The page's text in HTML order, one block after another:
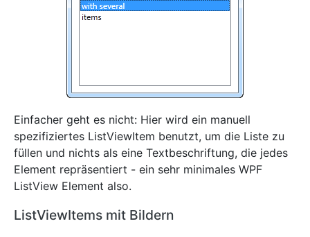
Einfacher geht es nicht: Hier wird ein manuell
spezifiziertes ListViewItem benutzt, um die Liste zu
füllen und nichts als eine Textbeschriftung, die jedes
Element repräsentiert - ein sehr minimales WPF
ListView Element also.
ListViewItems mit Bildern